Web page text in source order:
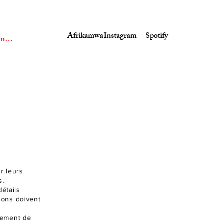
AfrikamwaInstagram Spotify
leurs
doivent
de